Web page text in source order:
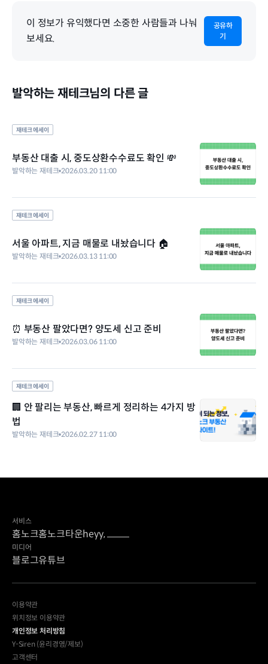
이 정보가 유익했다면 소중한 사람들과 나눠
보세요.
공유하
기
발악하는 재테크님의 다른 글
재테크 에세이
부동산 대출 시, 중도상환수수료도 확인 💸
발악하는 재테크 2026.03.20 11:00
재테크 에세이
서울 아파트, 지금 매물로 내놨습니다 🏠
발악하는 재테크 2026.03.13 11:00
재테크 에세이
⏰ 부동산 팔았다면? 양도세 신고 준비
발악하는 재테크 2026.03.06 11:00
재테크 에세이
🏢 안 팔리는 부동산, 빠르게 정리하는 4가지 방
법
발악하는 재테크 2026.02.27 11:00
서비스
홈노크홈노크타운heyy,
미디어
블로그유튜브
이용약관
위치정보 이용약관
개인정보 처리방침
Y-Siren (윤리경영/제보)
고객센터